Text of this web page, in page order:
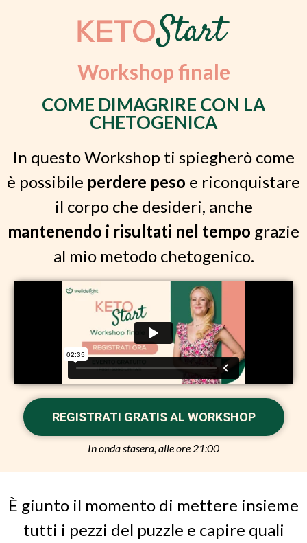
Workshop finale
COME DIMAGRIRE CON LA
CHETOGENICA
In questo Workshop ti spiegherò come
è possibile perdere peso e riconquistare
il corpo che desideri, anche
mantenendo i risultati nel tempo grazie
al mio metodo chetogenico.
REGISTRATI GRATIS AL WORKSHOP
In onda stasera, alle ore 21:00
È giunto il momento di mettere insieme
tutti i pezzi del puzzle e capire quali